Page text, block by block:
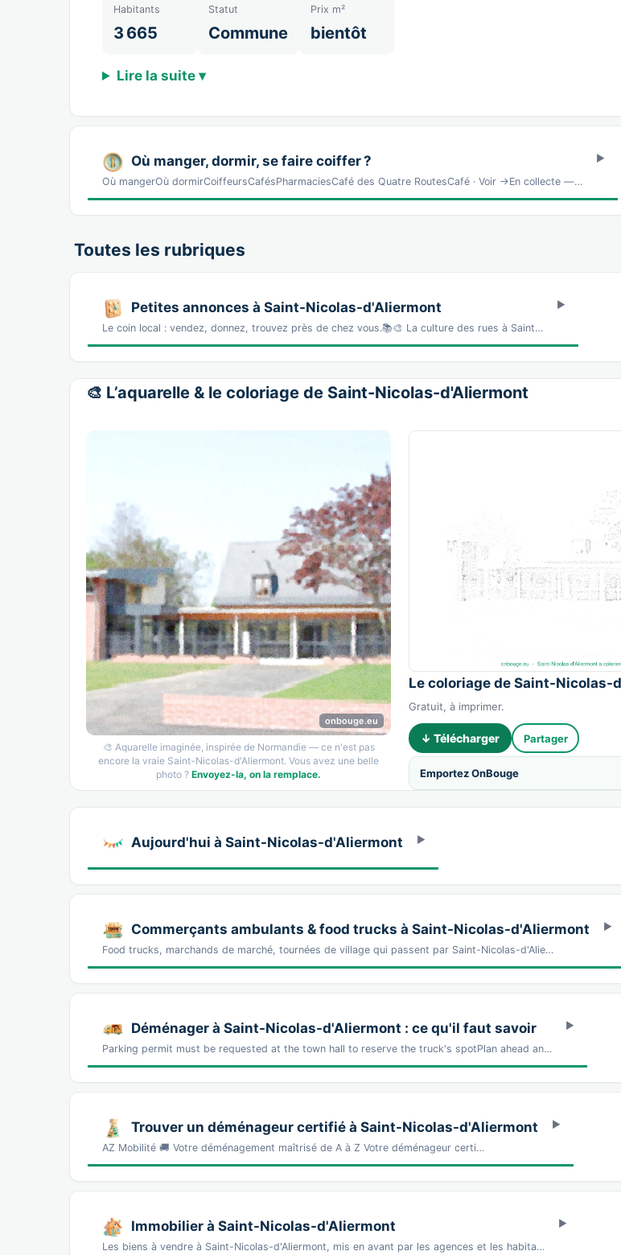
Habitants
3 665
Statut
Commune
Prix m²
bientôt
Lire la suite ▾
Où manger, dormir, se faire coiffer ?
Où mangerOù dormirCoiffeursCafésPharmaciesCafé des Quatre RoutesCafé · Voir →En collecte —…
Toutes les rubriques
Petites annonces à Saint-Nicolas-d'Aliermont
Le coin local : vendez, donnez, trouvez près de chez vous.📚🎨 La culture des rues à Saint…
🎨 L’aquarelle & le coloriage de Saint-Nicolas-d'Aliermont
onbouge.eu
🎨 Aquarelle imaginée, inspirée de Normandie — ce n'est pas
encore la vraie Saint-Nicolas-d'Aliermont. Vous avez une belle
photo ? Envoyez-la, on la remplace.
Le coloriage de Saint-Nicolas-
Gratuit, à imprimer.
↓ Télécharger Partager
Emportez OnBouge
Aujourd'hui à Saint-Nicolas-d'Aliermont
Commerçants ambulants & food trucks à Saint-Nicolas-d'Aliermont
Food trucks, marchands de marché, tournées de village qui passent par Saint-Nicolas-d'Alie…
Déménager à Saint-Nicolas-d'Aliermont : ce qu'il faut savoir
Parking permit must be requested at the town hall to reserve the truck's spotPlan ahead an…
Trouver un déménageur certifié à Saint-Nicolas-d'Aliermont
AZ Mobilité 🚚 Votre déménagement maîtrisé de A à Z Votre déménageur certi…
Immobilier à Saint-Nicolas-d'Aliermont
Les biens à vendre à Saint-Nicolas-d'Aliermont, mis en avant par les agences et les habita…